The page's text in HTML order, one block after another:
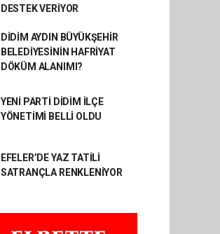
DESTEK VERİYOR
DİDİM AYDIN BÜYÜKŞEHİR
BELEDİYESİNİN HAFRİYAT
DÖKÜM ALANIMI?
YENİ PARTİ DİDİM İLÇE
YÖNETİMİ BELLİ OLDU
EFELER’DE YAZ TATİLİ
SATRANÇLA RENKLENİYOR